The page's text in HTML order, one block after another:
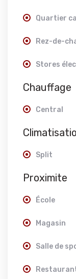
Quartier
Rez-de-
Stores
Chauffage
Central
Split
Proximite
École
Magasin
Salle de